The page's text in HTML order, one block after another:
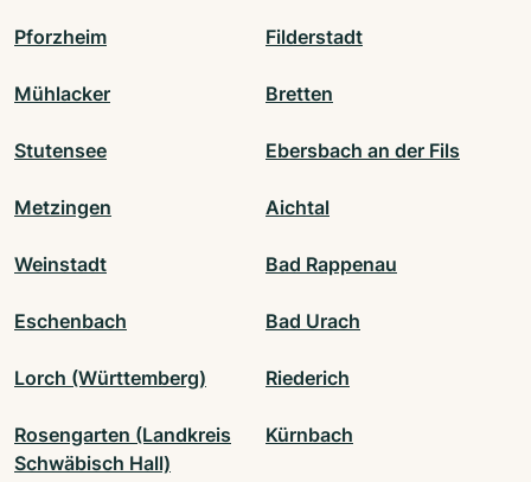
Pforzheim Filderstadt
Mühlacker Bretten
Stutensee Ebersbach an der Fils
Metzingen Aichtal
Weinstadt Bad Rappenau
Eschenbach Bad Urach
Lorch (Württemberg) Riederich
Rosengarten (Landkreis
Schwäbisch Hall)
Kürnbach